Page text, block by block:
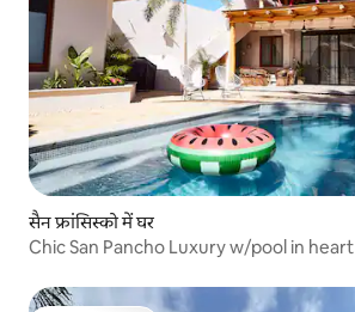
सैन फ्रांसिस्को में घर
Chic San Pancho Luxury w/pool in